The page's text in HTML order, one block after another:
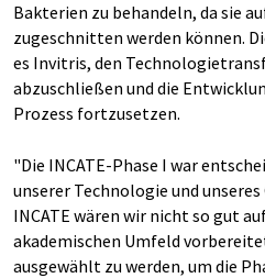
Bakterien zu behandeln, da sie
zugeschnitten werden können.
es Invitris, den
abzuschließen und die
Prozess fortzusetzen.
"Die INCATE-Phase I war
unserer Technologie und
INCATE wären wir nicht so gut
akademischen Umfeld
ausgewählt zu werden, um die